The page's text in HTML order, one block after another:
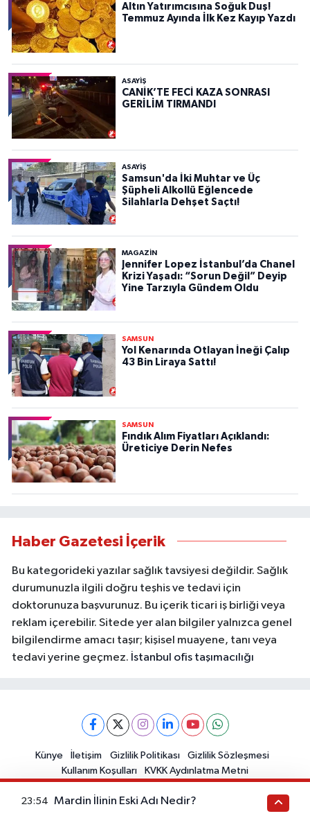
Altın Yatırımcısına Soğuk Duş!
Temmuz Ayında İlk Kez Kayıp Yazdı
ASAYIŞ
CANİK’TE FECİ KAZA SONRASI
GERİLİM TIRMANDI
ASAYIŞ
Samsun'da İki Muhtar ve Üç
Şüpheli Alkollü Eğlencede
Silahlarla Dehşet Saçtı!
MAGAZİN
Jennifer Lopez İstanbul’da Chanel
Krizi Yaşadı: “Sorun Değil” Deyip
Yine Tarzıyla Gündem Oldu
SAMSUN
Yol Kenarında Otlayan İneği Çalıp
43 Bin Liraya Sattı!
SAMSUN
Fındık Alım Fiyatları Açıklandı:
Üreticiye Derin Nefes
Haber Gazetesi İçerik
Bu kategorideki yazılar sağlık tavsiyesi değildir. Sağlık
durumunuzla ilgili doğru teşhis ve tedavi için
doktorunuza başvurunuz. Bu içerik ticari iş birliği veya
reklam içerebilir. Sitede yer alan bilgiler yalnızca genel
bilgilendirme amacı taşır; kişisel muayene, tanı veya
tedavi yerine geçmez. İstanbul ofis taşımacılığı
Künye İletişim Gizlilik Politikası
Gizlilik Sözleşmesi
Kullanım Koşulları
KVKK Aydınlatma Metni
23:54 Mardin İlinin Eski Adı Nedir?